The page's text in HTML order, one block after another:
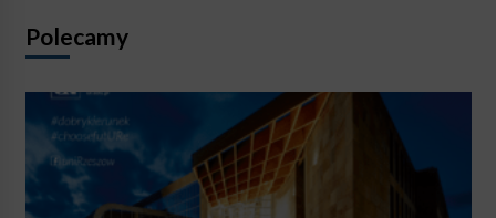
Polecamy